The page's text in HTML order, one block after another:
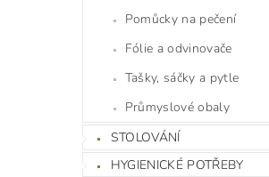
Pomůcky na pečení
Fólie a odvinovače
Tašky, sáčky a pytle
Průmyslové obaly
STOLOVÁNÍ
HYGIENICKÉ POTŘEBY